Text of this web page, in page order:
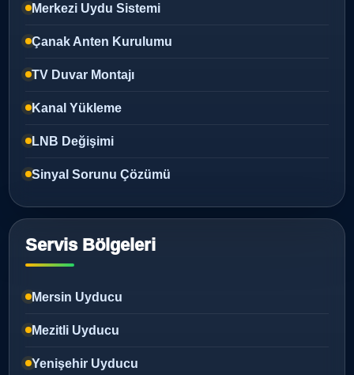
Merkezi Uydu Sistemi
Çanak Anten Kurulumu
TV Duvar Montajı
Kanal Yükleme
LNB Değişimi
Sinyal Sorunu Çözümü
Servis Bölgeleri
Mersin Uyducu
Mezitli Uyducu
Yenişehir Uyducu